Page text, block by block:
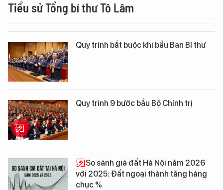
Tiểu sử Tổng bí thư Tô Lâm
Quy trình bắt buộc khi bầu Ban Bí thư
Quy trình 9 bước bầu Bộ Chính trị
So sánh giá đất Hà Nội năm 2026
với 2025: Đất ngoại thành tăng hàng
chục %